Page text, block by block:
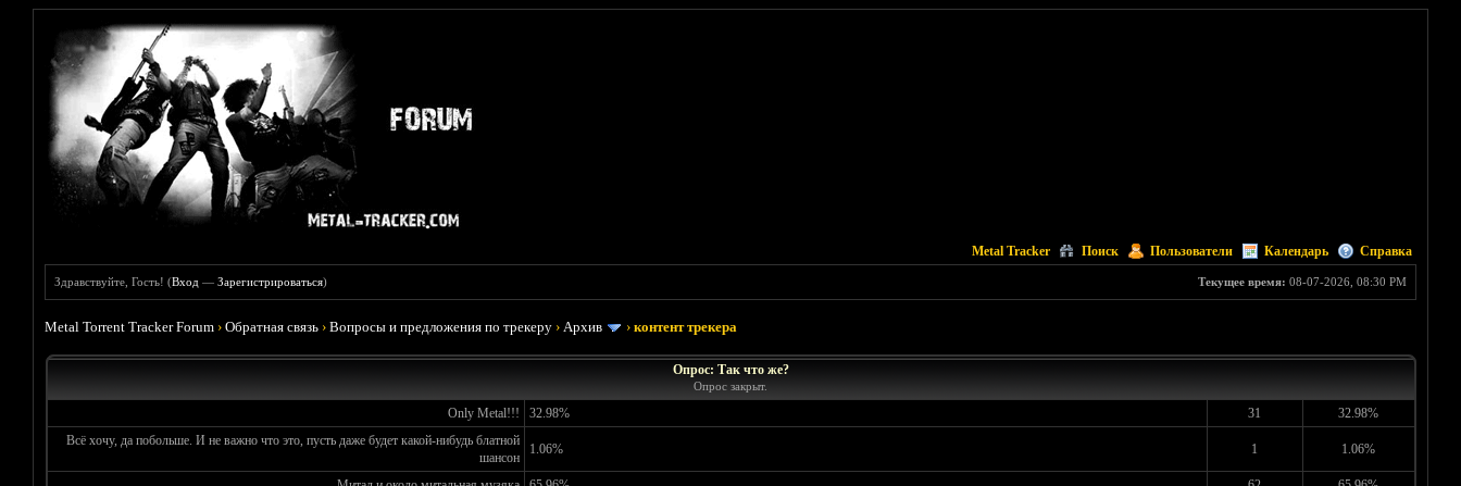
Metal Tracker Поиск Пользователи Календарь Справка
Текущее время: 08-07-2026, 08:30 PM
Здравствуйте, Гость! (Вход —Зарегистрироваться)
Metal Torrent Tracker Forum ›Обратная связь ›Вопросы и предложения по трекеру ›Архив ›контент трекера
Опрос: Так что же?
Опрос закрыт.
Only Metal!!! 32.98% 31
32.98%
Всё хочу, да побольше. И не важно что это, пусть даже будет какой-нибудь блатной
шансон
1.06% 1 1.06%